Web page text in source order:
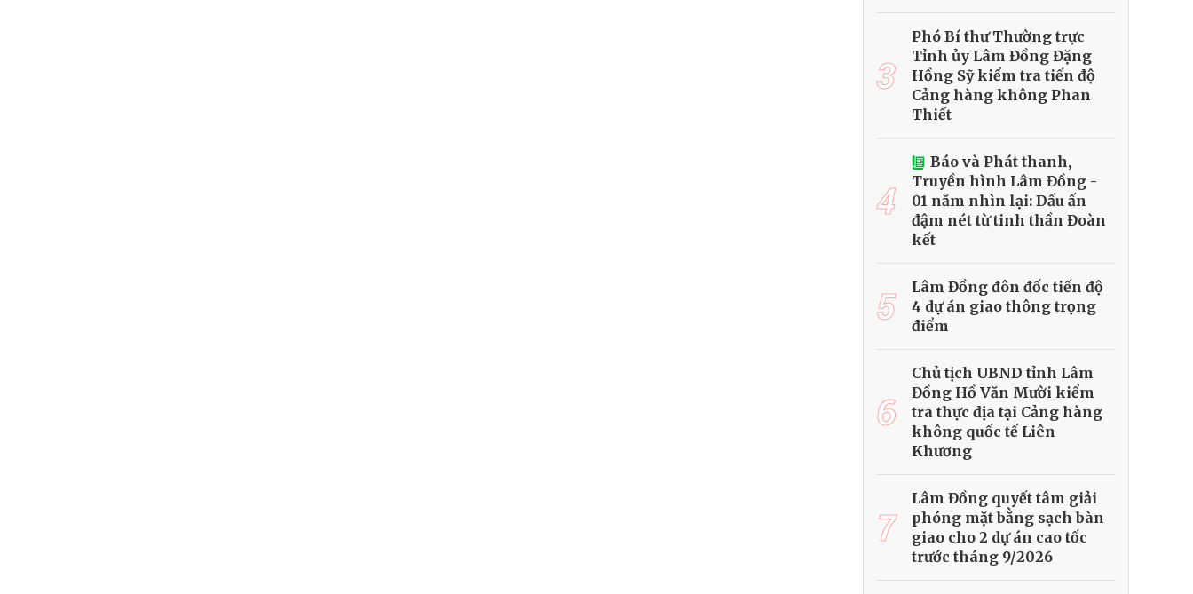
3
Phó Bí thư Thường trực
Tỉnh ủy Lâm Đồng Đặng
Hồng Sỹ kiểm tra tiến độ
Cảng hàng không Phan
Thiết
4
Báo và Phát thanh,
Truyền hình Lâm Đồng -
01 năm nhìn lại: Dấu ấn
đậm nét từ tinh thần Đoàn
kết
5
Lâm Đồng đôn đốc tiến độ
4 dự án giao thông trọng
điểm
6
Chủ tịch UBND tỉnh Lâm
Đồng Hồ Văn Mười kiểm
tra thực địa tại Cảng hàng
không quốc tế Liên
Khương
7
Lâm Đồng quyết tâm giải
phóng mặt bằng sạch bàn
giao cho 2 dự án cao tốc
trước tháng 9/2026